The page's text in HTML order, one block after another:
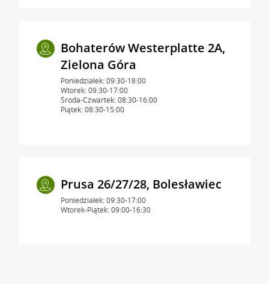
Bohaterów Westerplatte 2A,
Zielona Góra
Poniedziałek: 09:30-18:00
Wtorek: 09:30-17:00
Środa-Czwartek: 08:30-16:00
Piątek: 08:30-15:00
Prusa 26/27/28, Bolesławiec
Poniedziałek: 09:30-17:00
Wtorek-Piątek: 09:00-16:30